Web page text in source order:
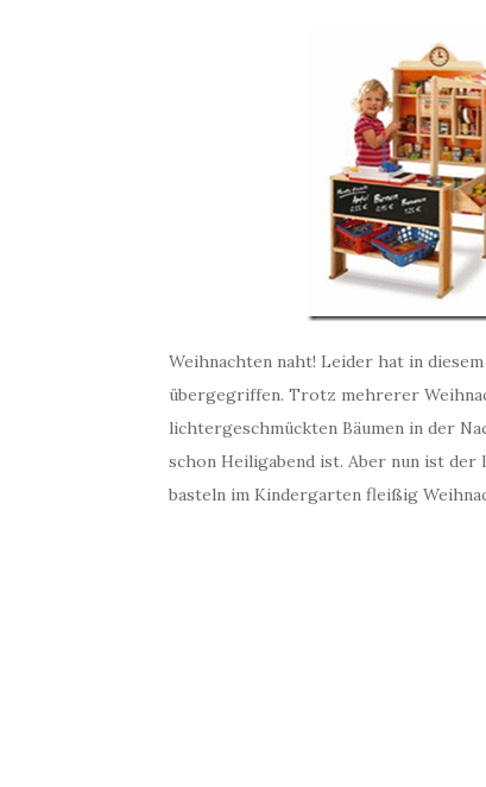
Weihnachten naht! Leider hat in
übergegriffen. Trotz mehrerer
lichtergeschmückten Bäumen in der
schon Heiligabend ist. Aber nun ist
basteln im Kindergarten fleißig